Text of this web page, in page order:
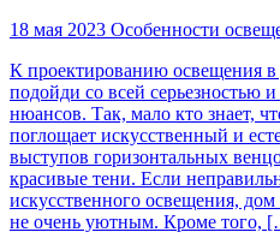
18 мая 2023 Особенности
К проектированию освещения в
подойди со всей серьезностью
нюансов. Так, мало кто знает,
поглощает искусственный и
выступов горизонтальных
красивые тени. Если
искусственного освещения,
не очень уютным. Кроме того,